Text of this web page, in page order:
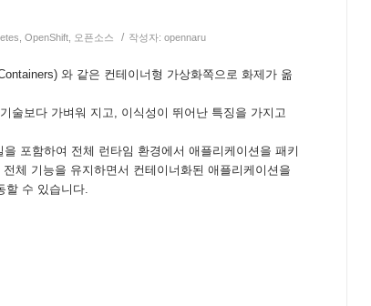
OpenShift 오픈소스 / 작성자: opennaru
와 같은 컨테이너형 가상화쪽으로 화제가 옮
술보다 가벼워 지고, 이식성이 뛰어난 특징을 가지고
포함하여 전체 런타임 환경에서 애플리케이션을 패키
체 기능을 유지하면서 컨테이너화된 애플리케이션을
할 수 있습니다.